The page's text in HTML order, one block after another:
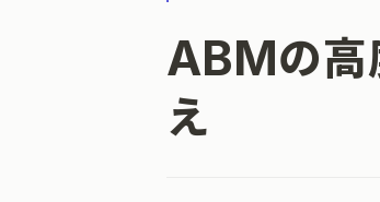
ABMの高
え